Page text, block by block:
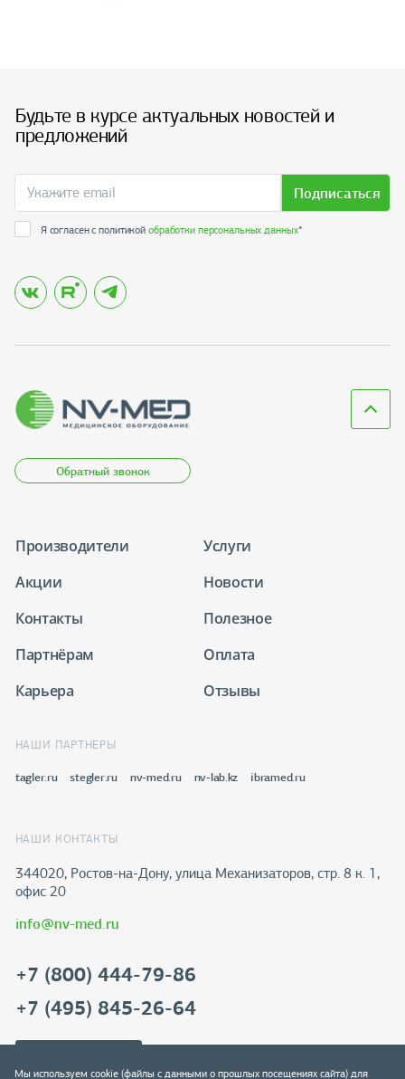
Будьте в курсе актуальных новостей и
предложений
Подписаться
Я согласен с политикойобработки персональных данных*
Обратный звонок
Производители
Услуги
Акции
Новости
Контакты
Полезное
Партнёрам
Оплата
Карьера
Отзывы
НАШИ ПАРТНЕРЫ
tagler.ru stegler.ru nv-med.ru nv-lab.kz ibramed.ru
НАШИ КОНТАКТЫ
344020, Ростов-на-Дону​, улица Механизаторов, стр. 8 к. 1,
офис 20
info@nv-med.ru
+7 (800) 444-79-86
+7 (495) 845-26-64
Мы используем cookie (файлы с данными о прошлых посещениях сайта) для